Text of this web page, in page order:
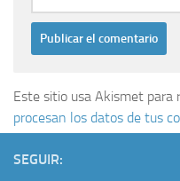
Este sitio usa Akismet para
procesan los datos de tus
SEGUIR: